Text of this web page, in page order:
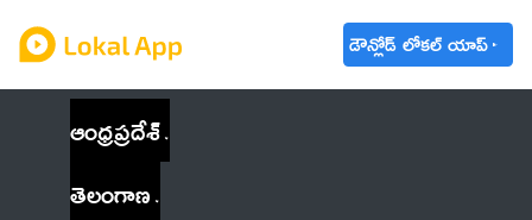
డౌన్లోడ్ లోకల్ యాప్
ఆంధ్రప్రదేశ్
తెలంగాణ